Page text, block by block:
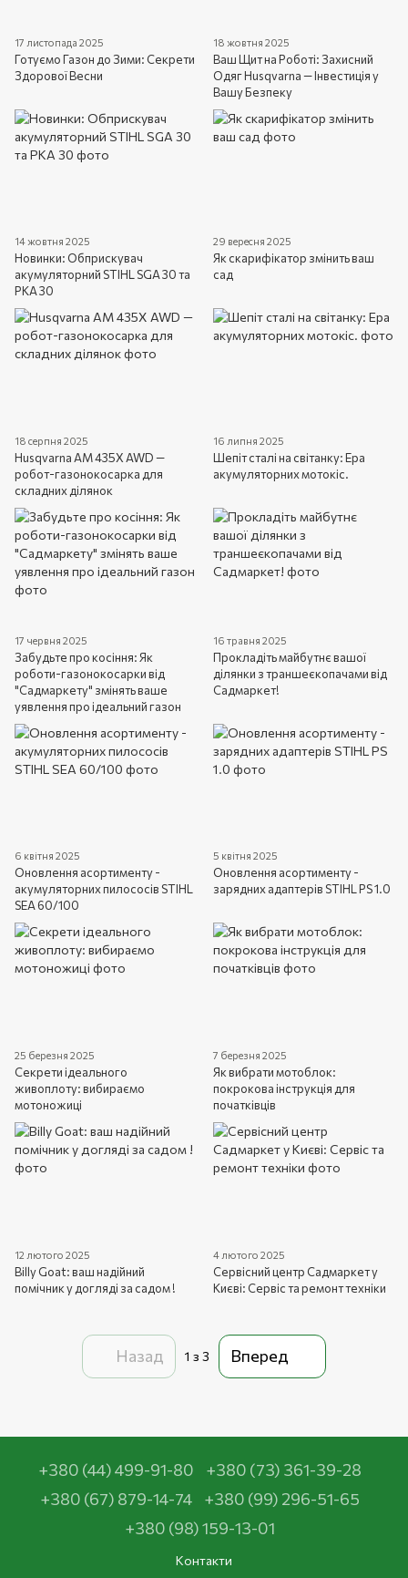
17 листопада 2025
Готуємо Газон до Зими: Секрети
Здорової Весни
18 жовтня 2025
Ваш Щит на Роботі: Захисний
Одяг Husqvarna — Інвестиція у
Вашу Безпеку
14 жовтня 2025
Новинки: Обприскувач
акумуляторний STIHL SGA 30 та
PKA 30
29 вересня 2025
Як скарифікатор змінить ваш
сад
18 серпня 2025
Husqvarna AM 435X AWD —
робот-газонокосарка для
складних ділянок
16 липня 2025
Шепіт сталі на світанку: Ера
акумуляторних мотокіс.
17 червня 2025
Забудьте про косіння: Як
роботи-газонокосарки від
"Садмаркету" змінять ваше
уявлення про ідеальний газон
16 травня 2025
Прокладіть майбутнє вашої
ділянки з траншеєкопачами від
Садмаркет!
6 квітня 2025
Оновлення асортименту -
акумуляторних пилососів STIHL
SEA 60/100
5 квітня 2025
Оновлення асортименту -
зарядних адаптерів STIHL PS 1.0
25 березня 2025
Секрети ідеального
живоплоту: вибираємо
мотоножиці
7 березня 2025
Як вибрати мотоблок:
покрокова інструкція для
початківців
12 лютого 2025
Billy Goat: ваш надійний
помічник у догляді за садом !
4 лютого 2025
Сервісний центр Садмаркет у
Києві: Сервіс та ремонт техніки
Назад 1 з 3 Вперед
+380 (44) 499-91-80
+380 (73) 361-39-28
+380 (67) 879-14-74
+380 (99) 296-51-65
+380 (98) 159-13-01
Контакти